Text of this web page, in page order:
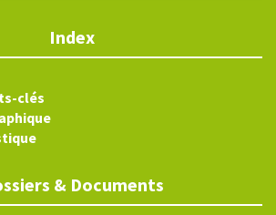
Index
clés
& Documents